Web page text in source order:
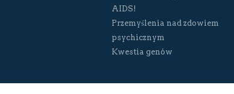
AIDS!
Przemyślenia nad zdowiem
psychicznym
Kwestia genów